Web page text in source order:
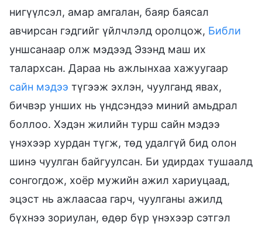
нигүүлсэл, амар амгалан, баяр баясал
авчирсан гэдгийг үйлчлэлд оролцож, Библи
уншсанаар олж мэдээд Эзэнд маш их
талархсан. Дараа нь ажлынхаа хажуугаар
сайн мэдээ түгээж эхлэн, чуулганд явах,
бичвэр унших нь үндсэндээ миний амьдрал
боллоо. Хэдэн жилийн турш сайн мэдээ
үнэхээр хурдан түгж, төд удалгүй бид олон
шинэ чуулган байгуулсан. Би удирдах тушаалд
сонгогдож, хоёр мужийн ажил хариуцаад,
эцэст нь ажлаасаа гарч, чуулганы ажилд
бүхнээ зориулан, өдөр бүр үнэхээр сэтгэл